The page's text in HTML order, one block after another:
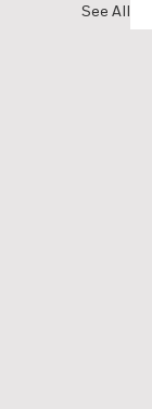
See All